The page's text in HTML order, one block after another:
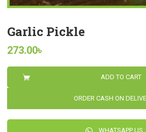
Garlic Pickle
273.00৳
ADD TO CART
ORDER CASH ON
WHATSAPP US